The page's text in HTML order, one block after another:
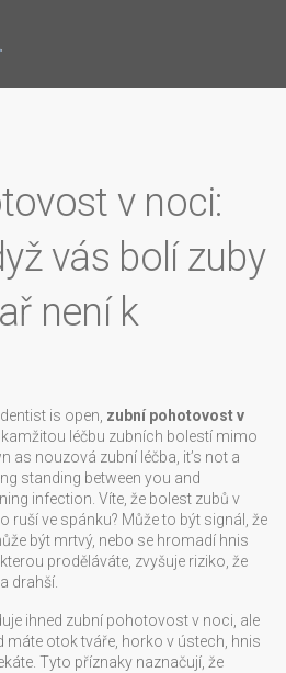
v noci:
vás bolí zuby
není k
is open, zubní pohotovost v
léčbu zubních bolestí mimo
as nouzová zubní léčba , it’s not a
standing between you and
infection. Víte, že bolest zubů v
ruší ve spánku? Může to být signál, že
být mrtvý, nebo se hromadí hnis
proděláváte, zvyšuje riziko, že
drahší.
ihned zubní pohotovost v noci, ale
máte otok tváře, horko v ústech, hnis
Tyto příznaky naznačují, že